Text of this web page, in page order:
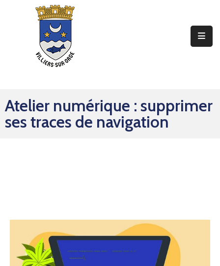
Mes
Sorties
Atelier numérique : supprimer
ses traces de navigation